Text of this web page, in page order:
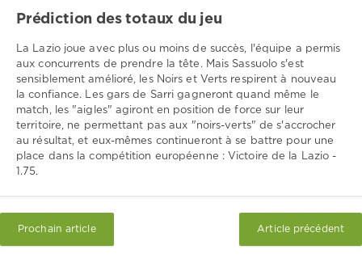
Prédiction des totaux du jeu
La Lazio joue avec plus ou moins de succès, l'équipe a permis
aux concurrents de prendre la tête. Mais Sassuolo s'est
sensiblement amélioré, les Noirs et Verts respirent à nouveau
la confiance. Les gars de Sarri gagneront quand même le
match, les "aigles" agiront en position de force sur leur
territoire, ne permettant pas aux "noirs-verts" de s'accrocher
au résultat, et eux-mêmes continueront à se battre pour une
place dans la compétition européenne : Victoire de la Lazio -
1.75.
Prochain article Article précédent